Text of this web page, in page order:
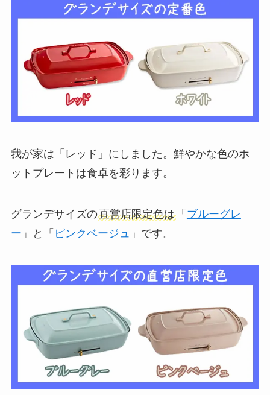
我が家は「レッド」にしました。鮮やかな色のホ
ットプレートは食卓を彩ります。
グランデサイズの直営店限定色は「 ブルーグレ
ー 」と「 ピンクベージュ 」です。